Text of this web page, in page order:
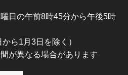
日の午前8時45分から午後5時
ら1月3日を除く）
が異なる場合があります